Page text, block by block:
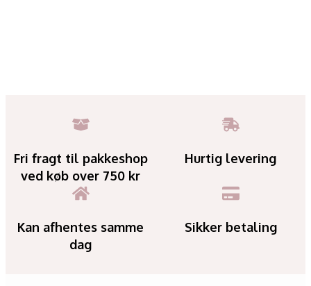
Fri fragt til pakkeshop
ved køb over 750 kr
Hurtig levering
Kan afhentes samme
dag
Sikker betaling